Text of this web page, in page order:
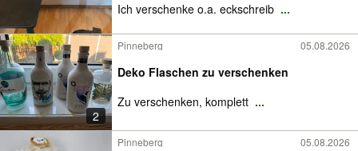
Ich verschenke o.a. eckschreib ...
2
Pinneberg 05.08.2026
Deko Flaschen zu verschenken
Zu verschenken, komplett ...
Pinneberg 05.08.2026